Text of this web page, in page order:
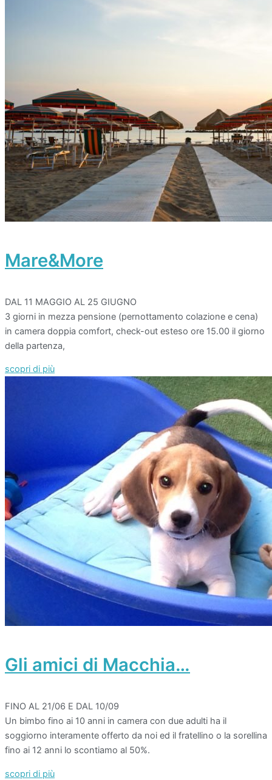
Mare&More
DAL 11 MAGGIO AL 25 GIUGNO
3 giorni in mezza pensione (pernottamento colazione e cena)
in camera doppia comfort, check-out esteso ore 15.00 il giorno
della partenza,
scopri di più
Gli amici di Macchia…
FINO AL 21/06 E DAL 10/09
Un bimbo fino ai 10 anni in camera con due adulti ha il
soggiorno interamente offerto da noi ed il fratellino o la sorellina
fino ai 12 anni lo scontiamo al 50%.
scopri di più